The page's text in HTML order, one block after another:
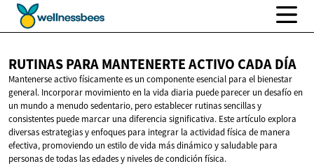
RUTINAS PARA MANTENERTE ACTIVO CADA DÍA
Mantenerse activo físicamente es un componente esencial para el bienestar
general. Incorporar movimiento en la vida diaria puede parecer un desafío en
un mundo a menudo sedentario, pero establecer rutinas sencillas y
consistentes puede marcar una diferencia significativa. Este artículo explora
diversas estrategias y enfoques para integrar la actividad física de manera
efectiva, promoviendo un estilo de vida más dinámico y saludable para
personas de todas las edades y niveles de condición física.